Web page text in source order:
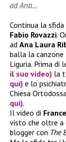
ad Ana…
Continua la
Fabio Rovazzi.
ad Ana Laura
balla la canzone
Liguria. Prima di
il suo video) la
qui) e lo
Chiesa
qui).
Il video di
visto che oltre a
blogger con The